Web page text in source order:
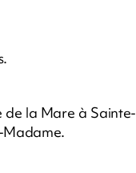
de la Mare à
Madame.